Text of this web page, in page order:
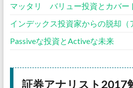
マッタリ バリュー投資とカバー
インデックス投資家からの脱却（
Passiveな投資とActiveな未来
証券アナリスト2017